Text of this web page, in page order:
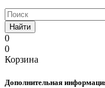
Найти
0
0
Корзина
Дополнительная